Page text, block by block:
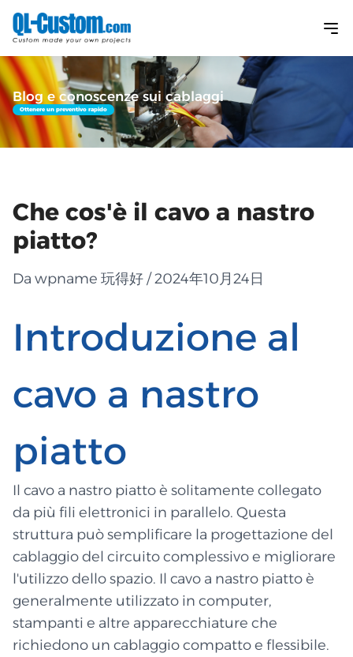
Blog e conoscenze sui cablaggi
Ottenere un preventivo rapido
Che cos'è il cavo a nastro
piatto?
Da wpname 玩得好 / 2024年10月24日
Introduzione al
cavo a nastro
piatto
Il cavo a nastro piatto è solitamente collegato
da più fili elettronici in parallelo. Questa
struttura può semplificare la progettazione del
cablaggio del circuito complessivo e migliorare
l'utilizzo dello spazio. Il cavo a nastro piatto è
generalmente utilizzato in computer,
stampanti e altre apparecchiature che
richiedono un cablaggio compatto e flessibile.